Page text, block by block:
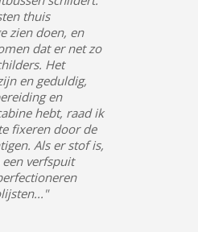
thuis
zien doen, en
dat er net zo
Het
en geduldig,
en
hebt, raad ik
fixeren door de
Als er stof is,
verfspuit